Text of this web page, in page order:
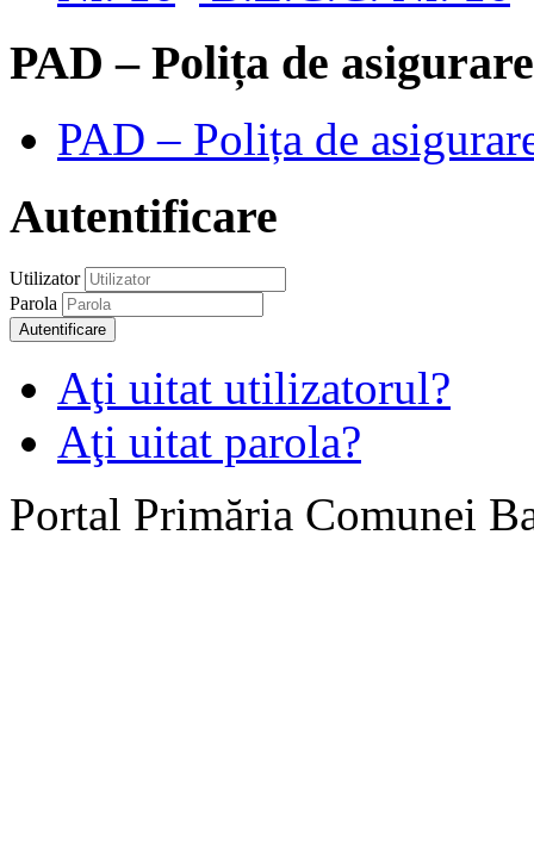
PAD – Polița de asigurare
PAD – Polița de
Autentificare
Utilizator
Parola
Autentificare
Aţi uitat utilizatorul?
Aţi uitat parola?
Portal Primăria Comunei